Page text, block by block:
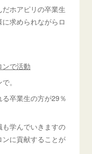
ホアピリの卒業生
求められながらロ
ンで活動
。
卒業生の方が29％
学んでいきますの
に貢献することが